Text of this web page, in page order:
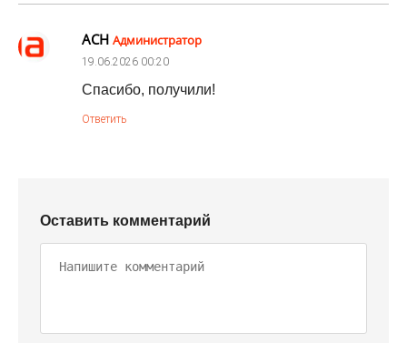
АСН Администратор
19.06.2026 00:20
Спасибо, получили!
Ответить
Оставить комментарий